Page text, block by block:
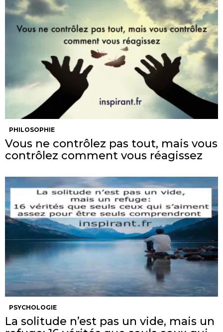
PHILOSOPHIE
Vous ne contrôlez pas tout, mais vous
contrôlez comment vous réagissez
PSYCHOLOGIE
La solitude n’est pas un vide, mais un